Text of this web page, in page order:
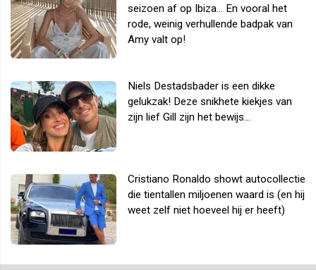
seizoen af op Ibiza... En vooral het
rode, weinig verhullende badpak van
Amy valt op!
Niels Destadsbader is een dikke
gelukzak! Deze snikhete kiekjes van
zijn lief Gill zijn het bewijs...
Cristiano Ronaldo showt autocollectie
die tientallen miljoenen waard is (en hij
weet zelf niet hoeveel hij er heeft)